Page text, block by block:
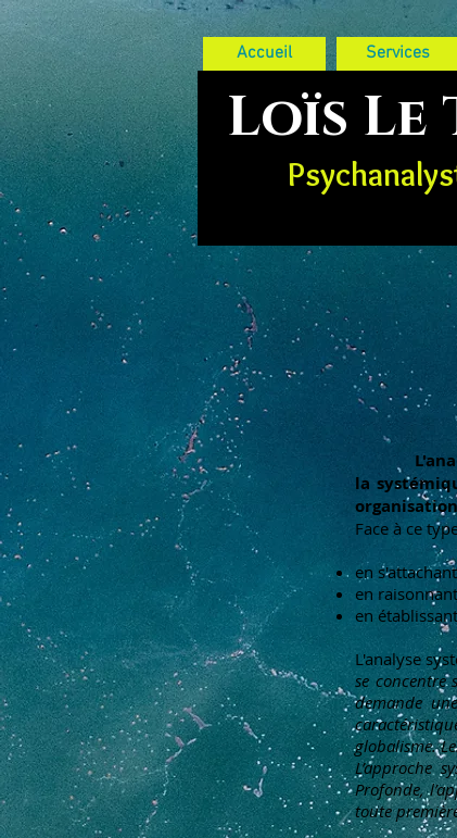
Accueil Services
Loïs
la
Face à ce
en
en
en
L'analyse
se concentre
demande
globalisme.
L’approche
Profonde,
toute